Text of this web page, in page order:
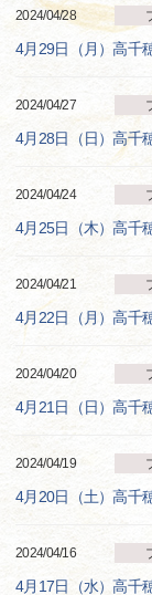
2024/04/28
4月29日（月）高
2024/04/27
4月28日（日）高
2024/04/24
4月25日（木）高
2024/04/21
4月22日（月）高
2024/04/20
4月21日（日）高
2024/04/19
4月20日（土）高
2024/04/16
4月17日（水）高